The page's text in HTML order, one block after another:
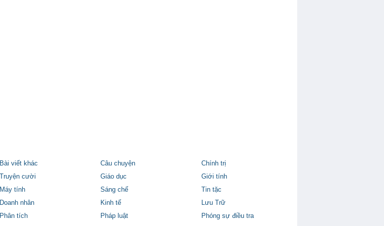
Bài viết khác Câu chuyện
Chính trị
Truyện cười Giáo dục
Giới tính
Máy tính Sáng chế
Tin tặc
Doanh nhân Kinh tế
Lưu Trữ
Phân tích Pháp luật
Phóng sự điều tra